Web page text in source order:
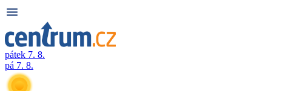
pátek 7. 8.
pá 7. 8.